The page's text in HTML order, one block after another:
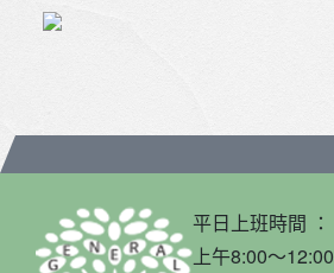
平日上班時間 ：
上午8:00～12:00